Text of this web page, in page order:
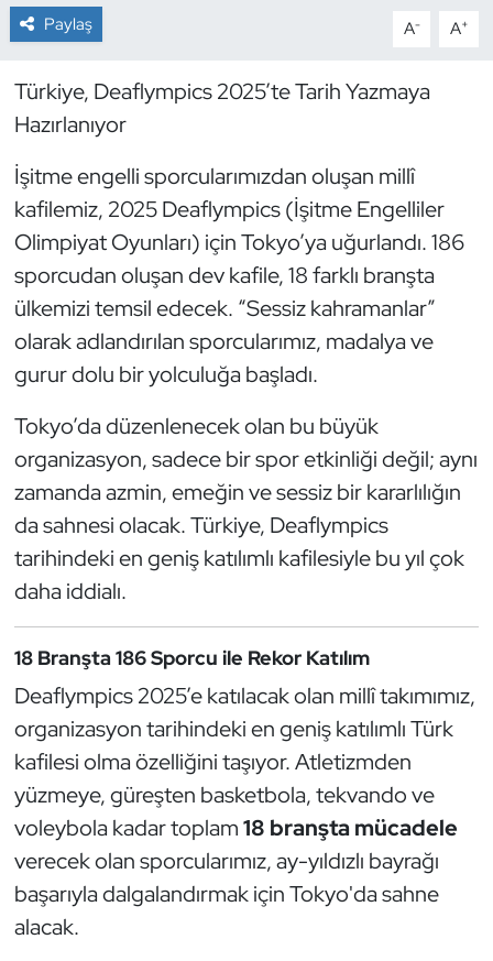
Paylaş A- A+
Türkiye, Deaflympics 2025’te Tarih Yazmaya
Hazırlanıyor
İşitme engelli sporcularımızdan oluşan millî
kafilemiz, 2025 Deaflympics (İşitme Engelliler
Olimpiyat Oyunları) için Tokyo’ya uğurlandı. 186
sporcudan oluşan dev kafile, 18 farklı branşta
ülkemizi temsil edecek. “Sessiz kahramanlar”
olarak adlandırılan sporcularımız, madalya ve
gurur dolu bir yolculuğa başladı.
Tokyo’da düzenlenecek olan bu büyük
organizasyon, sadece bir spor etkinliği değil; aynı
zamanda azmin, emeğin ve sessiz bir kararlılığın
da sahnesi olacak. Türkiye, Deaflympics
tarihindeki en geniş katılımlı kafilesiyle bu yıl çok
daha iddialı.
18 Branşta 186 Sporcu ile Rekor Katılım
Deaflympics 2025’e katılacak olan millî takımımız,
organizasyon tarihindeki en geniş katılımlı Türk
kafilesi olma özelliğini taşıyor. Atletizmden
yüzmeye, güreşten basketbola, tekvando ve
voleybola kadar toplam18 branşta mücadele
verecek olan sporcularımız, ay-yıldızlı bayrağı
başarıyla dalgalandırmak için Tokyo'da sahne
alacak.
Dağcılık
Dans Sporları
E-Spor
Eskrim
Futbol
Futsal
Genel
Golf
Güreş
Halter
Hava Sporları
Hentbol
İşitme Engelli Sporcular
Judo ve Kuraş
Kano ve Rafting
Karate